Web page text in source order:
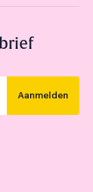
Aanmelden